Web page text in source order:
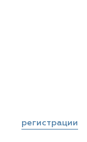
регистрации